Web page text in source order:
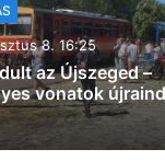
8. 15:08
belekötött a
jött ki a